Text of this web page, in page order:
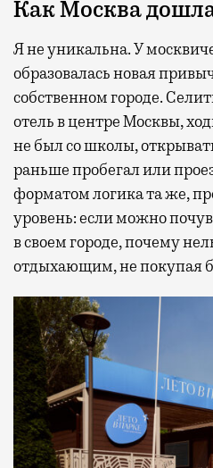
Как Москва
Я не уникальна. У
образовалась новая
собственном городе.
отель в центре Москвы,
не был со школы,
раньше пробегал или
форматом логика та же,
уровень: если можно
в своем городе, почему
отдыхающим, не покупая